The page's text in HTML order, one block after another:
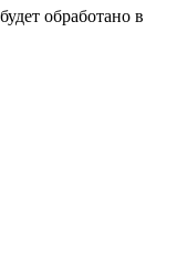
обработано в